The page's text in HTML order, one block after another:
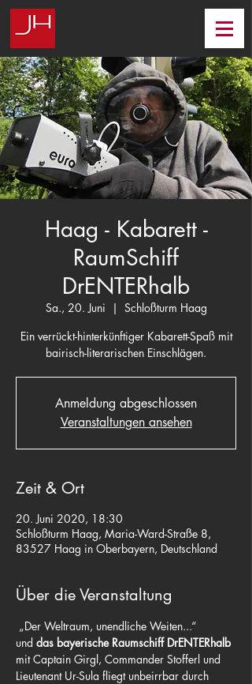
Haag - Kabarett -
RaumSchiff
DrENTERhalb
Sa., 20. Juni
  |
Schloßturm Haag
Ein verrückt-hinterkünftiger Kabarett-Spaß mit
bairisch-literarischen Einschlägen.
Anmeldung abgeschlossen
Veranstaltungen ansehen
Zeit & Ort
20. Juni 2020, 18:30
Schloßturm Haag, Maria-Ward-Straße 8,
83527 Haag in Oberbayern, Deutschland
Über die Veranstaltung
„Der Weltraum, unendliche Weiten...“
und das bayerische Raumschiff DrENTERhalb
mit Captain Girgl, Commander Stofferl und
Lieutenant Ur-Sula fliegt unbeirrbar durch